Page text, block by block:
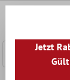
Jetzt